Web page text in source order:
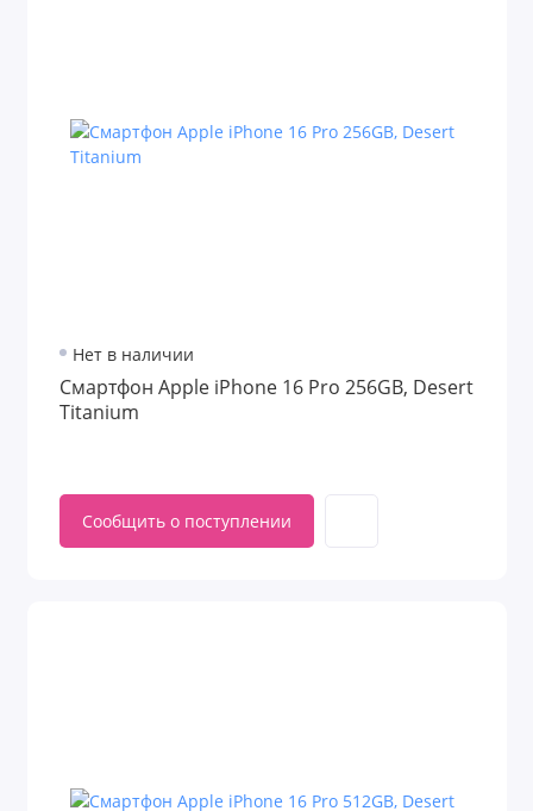
Нет в наличии
Смартфон Apple iPhone 16 Pro 256GB, Desert
Titanium
Сообщить о поступлении